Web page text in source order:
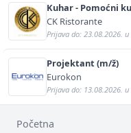
Kuhar - Pomoćni
CK Ristorante
Prijava do: 23.08.2026. u
Projektant (m/ž)
Eurokon
Prijava do: 13.08.2026. u
Početna